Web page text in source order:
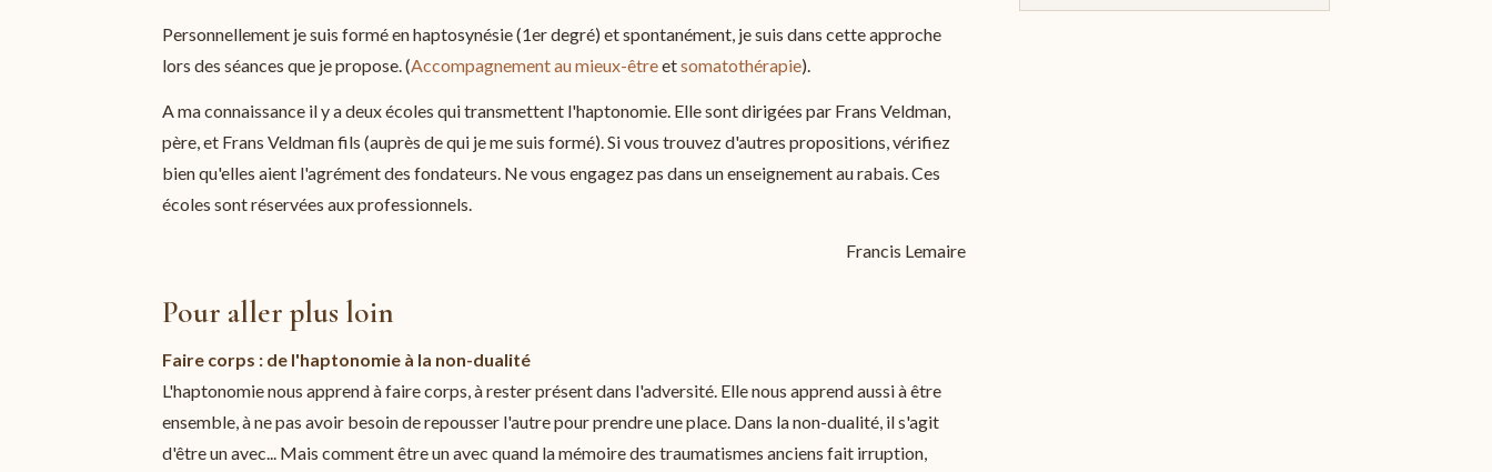
Personnellement je suis formé en haptosynésie (1er degré) et spontanément, je suis dans cette approche
lors des séances que je propose. (Accompagnement au mieux-êtreetsomatothérapie).
A ma connaissance il y a deux écoles qui transmettent l'haptonomie. Elle sont dirigées par Frans Veldman,
père, et Frans Veldman fils (auprès de qui je me suis formé). Si vous trouvez d'autres propositions, vérifiez
bien qu'elles aient l'agrément des fondateurs. Ne vous engagez pas dans un enseignement au rabais. Ces
écoles sont réservées aux professionnels.
Francis Lemaire
Pour aller plus loin
Faire corps : de l'haptonomie à la non-dualité
L'haptonomie nous apprend à faire corps, à rester présent dans l'adversité. Elle nous apprend aussi à être
ensemble, à ne pas avoir besoin de repousser l'autre pour prendre une place. Dans la non-dualité, il s'agit
d'être un avec... Mais comment être un avec quand la mémoire des traumatismes anciens fait irruption,